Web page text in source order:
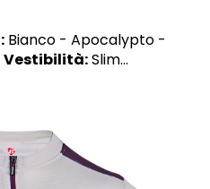
Bianco - Apocalypto -
Vestibilità:Slim...